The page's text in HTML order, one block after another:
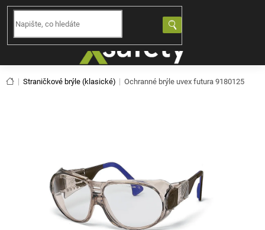
Přejít
obsah
Domů
Straničkové brýle (klasické) Ochranné brýle uvex futura 9180125